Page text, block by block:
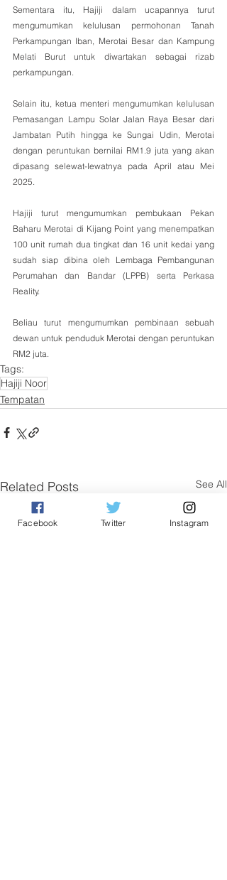
Sementara itu, Hajiji dalam ucapannya turut
mengumumkan kelulusan permohonan Tanah
Perkampungan Iban, Merotai Besar dan Kampung
Melati Burut untuk diwartakan sebagai rizab
perkampungan.
Selain itu, ketua menteri mengumumkan kelulusan
Pemasangan Lampu Solar Jalan Raya Besar dari
Jambatan Putih hingga ke Sungai Udin, Merotai
dengan peruntukan bernilai RM1.9 juta yang akan
dipasang selewat-Iewatnya pada April atau Mei
2025.
Hajiji turut mengumumkan pembukaan Pekan
Baharu Merotai di Kijang Point yang menempatkan
100 unit rumah dua tingkat dan 16 unit kedai yang
sudah siap dibina oleh Lembaga Pembangunan
Perumahan dan Bandar (LPPB) serta Perkasa
Reality.
Beliau turut mengumumkan pembinaan sebuah
dewan untuk penduduk Merotai dengan peruntukan
RM2 juta.
Tags:
Hajiji Noor
Tempatan
Related Posts See All
Facebook Twitter Instagram